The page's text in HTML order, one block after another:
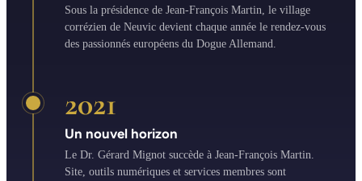
Sous la présidence de Jean-François Martin, le village
corrézien de Neuvic devient chaque année le rendez-vous
des passionnés européens du Dogue Allemand.
2021
Un nouvel horizon
Le Dr. Gérard Mignot succède à Jean-François Martin.
Site, outils numériques et services membres sont